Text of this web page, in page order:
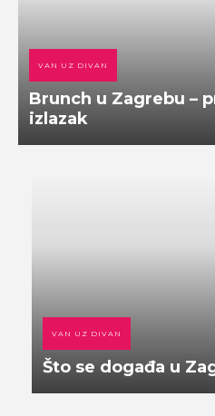
VAN UZ DIVAN
Brunch u Zagrebu –
izlazak
VAN UZ DIVAN
Što se događa u